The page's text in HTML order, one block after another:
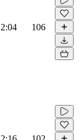
2:04 106